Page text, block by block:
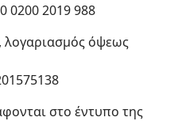
0200 2019 988
λογαριασμός όψεως
στο έντυπο της